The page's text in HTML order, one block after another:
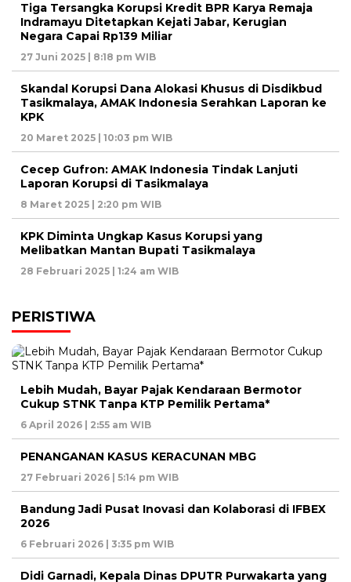
Tiga Tersangka Korupsi Kredit BPR Karya Remaja
Indramayu Ditetapkan Kejati Jabar, Kerugian
Negara Capai Rp139 Miliar
27 Juni 2025 | 8:18 pm WIB
Skandal Korupsi Dana Alokasi Khusus di Disdikbud
Tasikmalaya, AMAK Indonesia Serahkan Laporan ke
KPK
20 Maret 2025 | 10:03 pm WIB
Cecep Gufron: AMAK Indonesia Tindak Lanjuti
Laporan Korupsi di Tasikmalaya
8 Maret 2025 | 2:20 pm WIB
KPK Diminta Ungkap Kasus Korupsi yang
Melibatkan Mantan Bupati Tasikmalaya
28 Februari 2025 | 1:24 am WIB
PERISTIWA
Lebih Mudah, Bayar Pajak Kendaraan Bermotor
Cukup STNK Tanpa KTP Pemilik Pertama*
6 April 2026 | 2:55 am WIB
PENANGANAN KASUS KERACUNAN MBG
27 Februari 2026 | 5:14 pm WIB
Bandung Jadi Pusat Inovasi dan Kolaborasi di IFBEX
2026
6 Februari 2026 | 3:35 pm WIB
Didi Garnadi, Kepala Dinas DPUTR Purwakarta yang